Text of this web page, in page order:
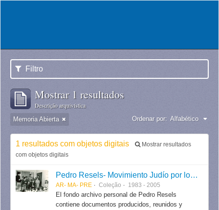
Filtro
Mostrar 1 resultados
Descrição arquivística
Memoria Abierta Ordenar por: Alfabético
1 resultados com objetos digitais
Mostrar resultados
com objetos digitais
Pedro Resels- Movimiento Judío por los Derechos Humanos
AR- MA- PRE Coleção 1983 - 2005
El fondo archivo personal de Pedro Resels
contiene documentos producidos, reunidos y